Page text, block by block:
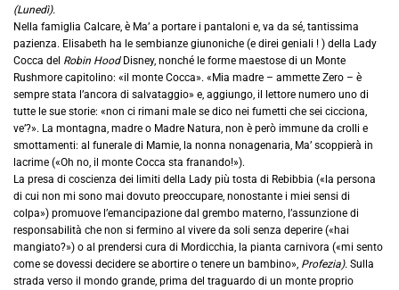
(Lunedì).
Nella famiglia Calcare, è Ma’ a portare i pantaloni e, va da sé, tantissima
pazienza. Elisabeth ha le sembianze giunoniche (e direi geniali ! ) della Lady
Cocca del Robin Hood Disney, nonché le forme maestose di un Monte
Rushmore capitolino: «il monte Cocca». «Mia madre – ammette Zero – è
sempre stata l’ancora di salvataggio» e, aggiungo, il lettore numero uno di
tutte le sue storie: «non ci rimani male se dico nei fumetti che sei cicciona,
ve’?». La montagna, madre o Madre Natura, non è però immune da crolli e
smottamenti: al funerale di Mamie, la nonna nonagenaria, Ma’ scoppierà in
lacrime («Oh no, il monte Cocca sta franando!»).
La presa di coscienza dei limiti della Lady più tosta di Rebibbia («la persona
di cui non mi sono mai dovuto preoccupare, nonostante i miei sensi di
colpa») promuove l’emancipazione dal grembo materno, l’assunzione di
responsabilità che non si fermino al vivere da soli senza deperire («hai
mangiato?») o al prendersi cura di Mordicchia, la pianta carnivora («mi sento
come se dovessi decidere se abortire o tenere un bambino», Profezia). Sulla
strada verso il mondo grande, prima del traguardo di un monte proprio